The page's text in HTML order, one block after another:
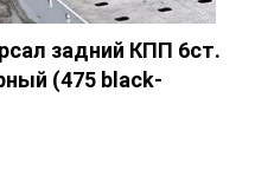
задний КПП 6ст.
(475 black-